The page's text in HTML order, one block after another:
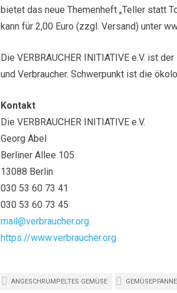
bietet das neue Themenheft „Teller statt
kann für 2,00 Euro (zzgl. Versand) unter
Die VERBRAUCHER INITIATIVE e.V. ist
und Verbraucher. Schwerpunkt ist die
Kontakt
Die VERBRAUCHER INITIATIVE e.V.
Georg Abel
Berliner Allee 105
13088 Berlin
030 53 60 73 41
030 53 60 73 45
mail@verbraucher.org
https://www.verbraucher.org
ANGESCHRUMPELTES GEMÜSE GEMÜSEPFANNE